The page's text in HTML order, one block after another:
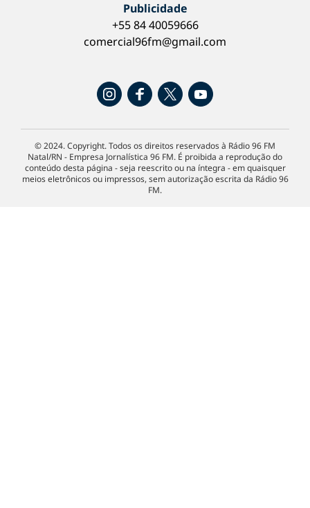
Publicidade
+55 84 40059666
comercial96fm@gmail.com
© 2024. Copyright. Todos os direitos reservados à Rádio 96 FM
Natal/RN - Empresa Jornalística 96 FM. É proibida a reprodução do
conteúdo desta página - seja reescrito ou na íntegra - em quaisquer
meios eletrônicos ou impressos, sem autorização escrita da Rádio 96
FM.